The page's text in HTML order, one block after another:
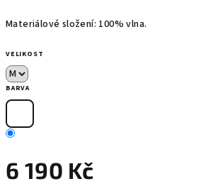
Materiálové složení: 100% vlna.
VELIKOST
BARVA
6 190 Kč